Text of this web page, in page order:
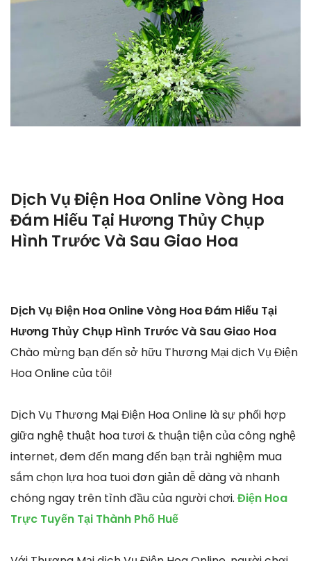
Dịch Vụ Điện Hoa Online Vòng Hoa
Đám Hiếu Tại Hương Thủy Chụp
Hình Trước Và Sau Giao Hoa
Dịch Vụ Điện Hoa Online Vòng Hoa Đám Hiếu Tại
Hương Thủy Chụp Hình Trước Và Sau Giao Hoa
Chào mừng bạn đến sở hữu Thương Mại dịch Vụ Điện
Hoa Online của tôi!
Dịch Vụ Thương Mại Điện Hoa Online là sự phối hợp
giữa nghệ thuật hoa tươi & thuận tiện của công nghệ
internet, đem đến mang đến bạn trải nghiệm mua
sắm chọn lựa hoa tuoi đơn giản dễ dàng và nhanh
chóng ngay trên tình đầu của người chơi. Điện Hoa
Trực Tuyến Tại Thành Phố Huế